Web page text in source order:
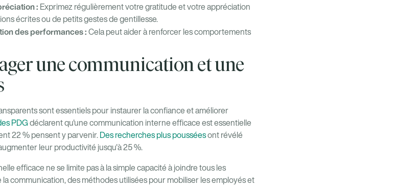
: Exprimez régulièrement votre gratitude et votre appréciation
écrites ou de petits gestes de gentillesse.
des performances : Cela peut aider à renforcer les comportements
une communication et une
sont essentiels pour instaurer la confiance et améliorer
PDG déclarent qu'une communication interne efficace est essentielle
22 % pensent y parvenir. Des recherches plus pousséesont révélé
leur productivité jusqu'à 25 %.
efficace ne se limite pas à la simple capacité à joindre tous les
la communication, des méthodes utilisées pour mobiliser les employés et